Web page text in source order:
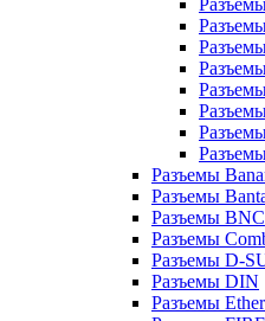
Разъемы
Разъемы
Разъемы BNC
Разъемы
Разъемы D-
Разъемы DIN
Разъемы